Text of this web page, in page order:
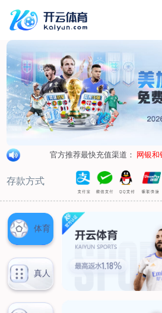
首页
关于我们
荣誉资质
合作伙伴
产品中心
烤箱纸
蜡纸
防油纸
糖果包装纸
汉堡包装纸
包肉纸
吸油纸
新闻展示
公司新闻
行业资讯
联系我们
联系方式
客户留言